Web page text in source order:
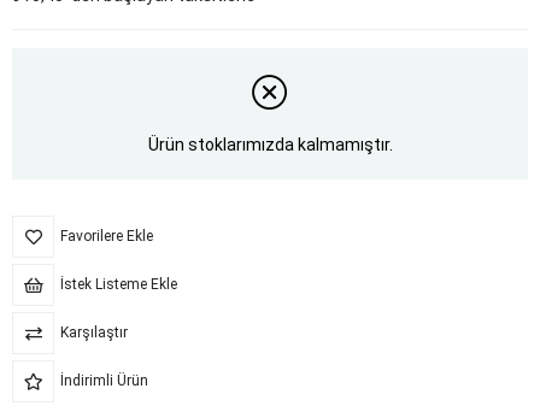
Ürün stoklarımızda kalmamıştır.
Favorilere Ekle
İstek Listeme Ekle
Karşılaştır
İndirimli Ürün